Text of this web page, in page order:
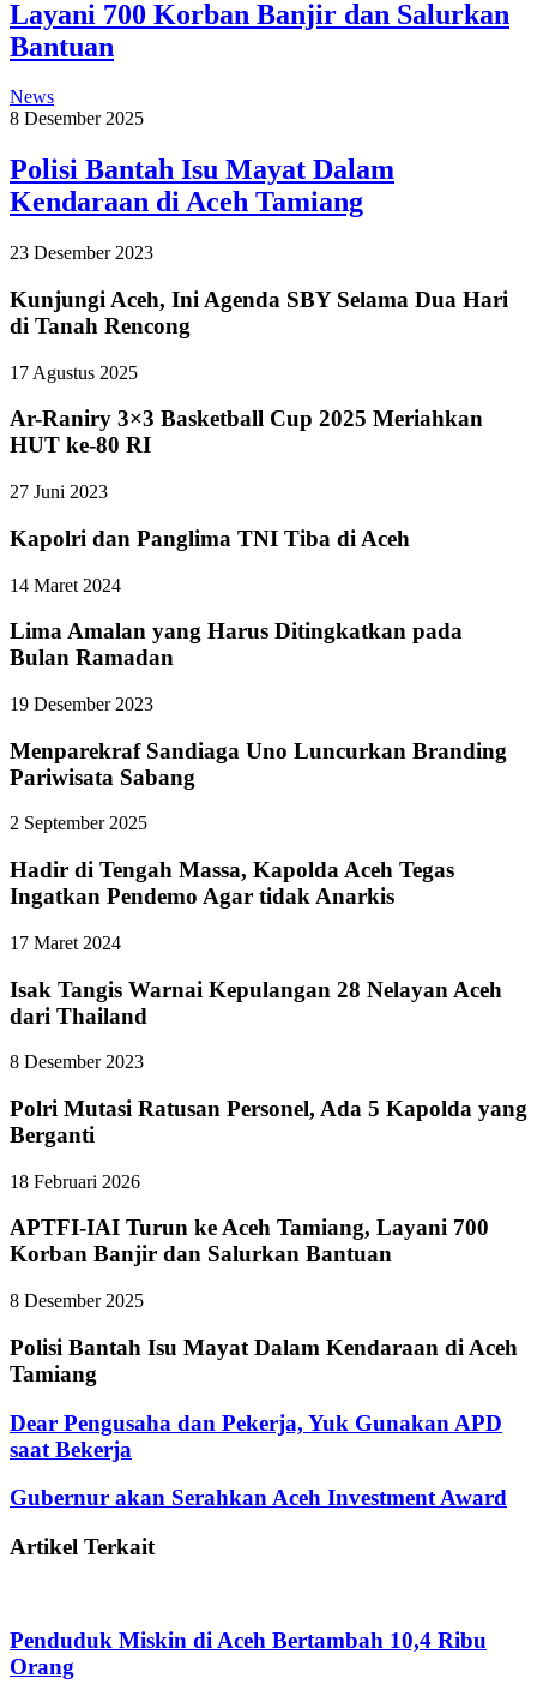
Layani 700 Korban Banjir dan Salurkan
Bantuan
News
8 Desember 2025
Polisi Bantah Isu Mayat Dalam
Kendaraan di Aceh Tamiang
23 Desember 2023
Kunjungi Aceh, Ini Agenda SBY Selama Dua Hari
di Tanah Rencong
17 Agustus 2025
Ar-Raniry 3×3 Basketball Cup 2025 Meriahkan
HUT ke-80 RI
27 Juni 2023
Kapolri dan Panglima TNI Tiba di Aceh
14 Maret 2024
Lima Amalan yang Harus Ditingkatkan pada
Bulan Ramadan
19 Desember 2023
Menparekraf Sandiaga Uno Luncurkan Branding
Pariwisata Sabang
2 September 2025
Hadir di Tengah Massa, Kapolda Aceh Tegas
Ingatkan Pendemo Agar tidak Anarkis
17 Maret 2024
Isak Tangis Warnai Kepulangan 28 Nelayan Aceh
dari Thailand
8 Desember 2023
Polri Mutasi Ratusan Personel, Ada 5 Kapolda yang
Berganti
18 Februari 2026
APTFI-IAI Turun ke Aceh Tamiang, Layani 700
Korban Banjir dan Salurkan Bantuan
8 Desember 2025
Polisi Bantah Isu Mayat Dalam Kendaraan di Aceh
Tamiang
Dear Pengusaha dan Pekerja, Yuk Gunakan APD
saat Bekerja
Gubernur akan Serahkan Aceh Investment Award
Artikel Terkait
Penduduk Miskin di Aceh Bertambah 10,4 Ribu
Orang